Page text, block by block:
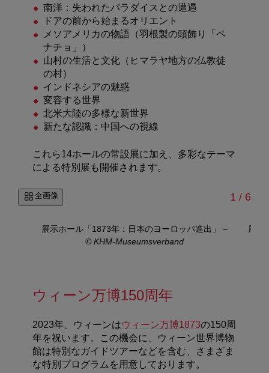
南洋：失われたパラダイスとの遭遇
ドアの前から始まるオリエント
メソアメリカの物語（羽根製の頭飾り「ペ
ナチョ」）
山村の生活と文化（ヒマラヤ地方の仏教徒
の村）
インドネシアの魅惑
変容する世界
北米大陸の多様な新世界
新たな認識：中国への視線
これら14ホールの常設展に加え、多彩なテーマ
による特別展も開催されます。
全画像 1 // 6
展示ホール「1873年：日本のヨーロッパ進出」
–
© KHM-Museumsverband
展示
ウィーン万博150周年
2023年、ウィーンはウィーン万博1873の150周
年を祝います。この機会に、ウィーン世界博物
館は特別なガイドツアーなどを含む、さまざま
な特別プログラムを用意しております。